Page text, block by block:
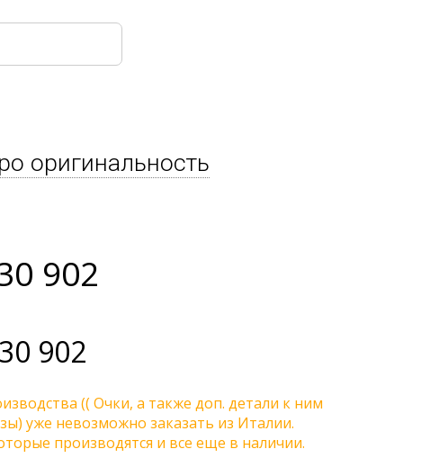
оригинальность
902
902
(( Очки, а также доп. детали к ним
уже невозможно заказать из Италии.
производятся и все еще в наличии.